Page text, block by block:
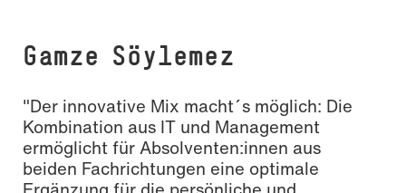
Gamze Söylemez
"Der innovative Mix macht´s möglich: Die
Kombination aus IT und Management
ermöglicht für Absolventen:innen aus
beiden Fachrichtungen eine optimale